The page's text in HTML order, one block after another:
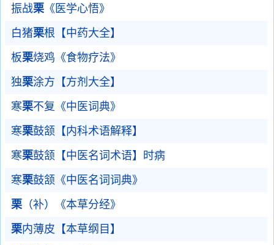
振战栗《医学心悟》
白猪栗根【中药大全】
板栗烧鸡《食物疗法》
独栗涂方【方剂大全】
寒栗不复《中医词典》
寒栗鼓颔【内科术语解释】
寒栗鼓颔【中医名词术语】时病
寒栗鼓颔《中医名词词典》
栗（补）《本草分经》
栗内薄皮【本草纲目】